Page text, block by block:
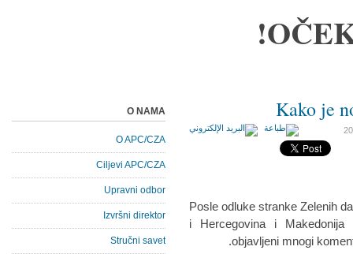
Kako je
Posle odluke stranke Zelenih
i Hercegovina i
objavljeni mnogi
O NAMA
O APC/CZA
Ciljevi APC/CZA
Upravni odbor
Izvršni direktor
Stručni savet